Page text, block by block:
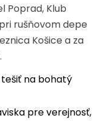
Poprad, Klub
rušňovom depe
Košice a za
na bohatý
pre verejnosť,